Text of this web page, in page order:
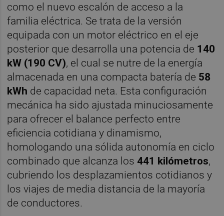
como el nuevo escalón de acceso a la
familia eléctrica. Se trata de la versión
equipada con un motor eléctrico en el eje
posterior que desarrolla una potencia de 140
kW (190 CV), el cual se nutre de la energía
almacenada en una compacta batería de 58
kWh de capacidad neta. Esta configuración
mecánica ha sido ajustada minuciosamente
para ofrecer el balance perfecto entre
eficiencia cotidiana y dinamismo,
homologando una sólida autonomía en ciclo
combinado que alcanza los 441 kilómetros,
cubriendo los desplazamientos cotidianos y
los viajes de media distancia de la mayoría
de conductores.